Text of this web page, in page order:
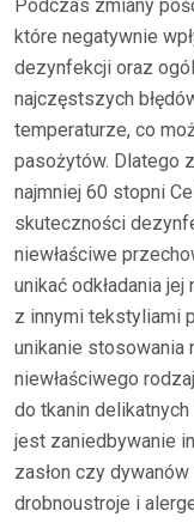
Podczas zmiany
które negatywnie
dezynfekcji oraz
najczęstszych
temperaturze, co
pasożytów. Dlatego
najmniej 60 stopni
skuteczności
niewłaściwe
unikać odkładania
z innymi tekstyliami
unikanie stosowania
niewłaściwego
do tkanin delikatnych
jest zaniedbywanie
zasłon czy
drobnoustroje i